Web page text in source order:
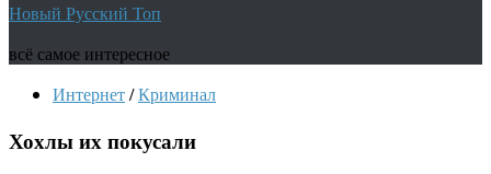
Новый Русский Топ
всё самое интересное
Интернет/Криминал
Хохлы их покусали